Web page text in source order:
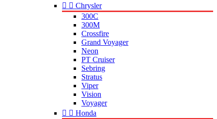
  Chrysler
300C
300M
Crossfire
Grand Voyager
Neon
PT Cruiser
Sebring
Stratus
Viper
Vision
Voyager
  Honda